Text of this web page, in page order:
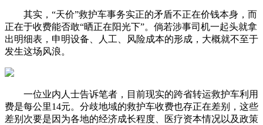
其实，“天价”救护车事务实正的矛盾不正在价钱本身，而
正在于收费能否敢“晒正在阳光下”。倘若涉事司机一起头就拿
出明细表，申明设备、人工、风险成本的形成，大概就不至于
发生这场风浪。
一位业内人士告诉笔者，目前现实的跨省转运救护车利用
费是每公里14元。分歧地域的救护车收费也存正在差别，这些
差别次要是因为各地的经济成长程度、医疗资本情况以及政策